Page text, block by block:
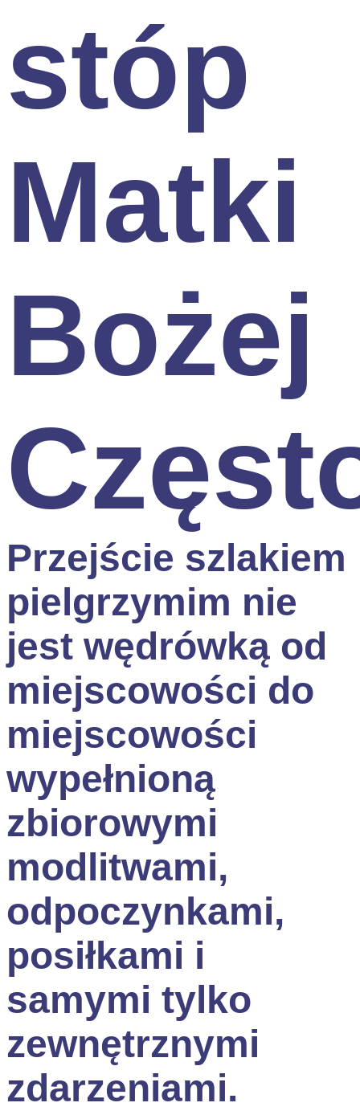
stóp
Matki
Bożej
Przejście szlakiem
pielgrzymim nie
jest wędrówką od
miejscowości do
miejscowości
wypełnioną
zbiorowymi
modlitwami,
odpoczynkami,
posiłkami i
samymi tylko
zewnętrznymi
zdarzeniami.